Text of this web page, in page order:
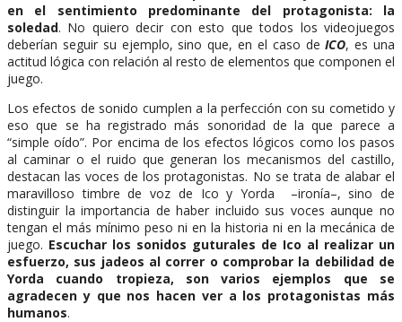
en el sentimiento predominante del protagonista: la
soledad. No quiero decir con esto que todos los videojuegos
deberían seguir su ejemplo, sino que, en el caso deICO, es una
actitud lógica con relación al resto de elementos que componen el
juego.
Los efectos de sonido cumplen a la perfección con su cometido y
eso que se ha registrado más sonoridad de la que parece a
“simple oído”. Por encima de los efectos lógicos como los pasos
al caminar o el ruido que generan los mecanismos del castillo,
destacan las voces de los protagonistas. No se trata de alabar el
maravilloso timbre de voz de Ico y Yorda –ironía–, sino de
distinguir la importancia de haber incluido sus voces aunque no
tengan el más mínimo peso ni en la historia ni en la mecánica de
juego. Escuchar los sonidos guturales de Ico al realizar un
esfuerzo, sus jadeos al correr o comprobar la debilidad de
Yorda cuando tropieza, son varios ejemplos que se
agradecen y que nos hacen ver a los protagonistas más
humanos.